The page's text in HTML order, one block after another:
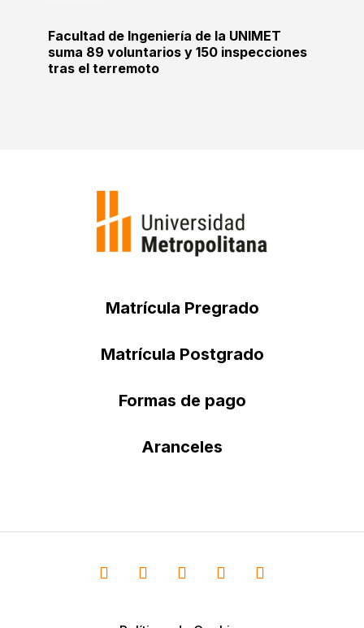
Facultad de Ingeniería de la UNIMET
suma 89 voluntarios y 150 inspecciones
tras el terremoto
Matrícula Pregrado
Matrícula Postgrado
Formas de pago
Aranceles